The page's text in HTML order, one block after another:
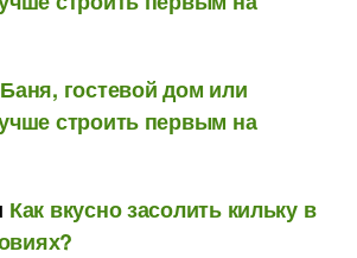
Баня, гостевой дом или
строить первым на
Как вкусно засолить кильку в